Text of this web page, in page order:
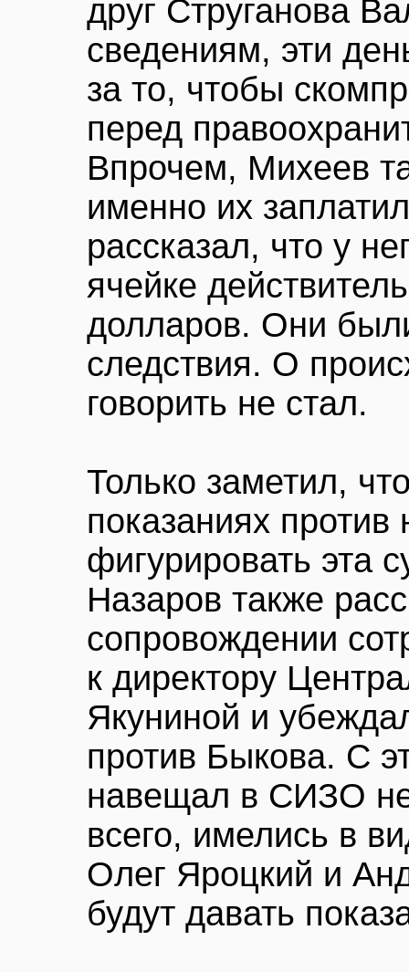
друг Струганова
сведениям, эти
за то, чтобы
перед
Впрочем, Михеев
именно их
рассказал, что у
ячейке
долларов. Они
следствия. О
говорить не стал.
Только заметил,
показаниях против
фигурировать эта
Назаров также
сопровождении
к директору
Якуниной и
против Быкова. С
навещал в СИЗО
всего, имелись в
Олег Яроцкий и
будут давать